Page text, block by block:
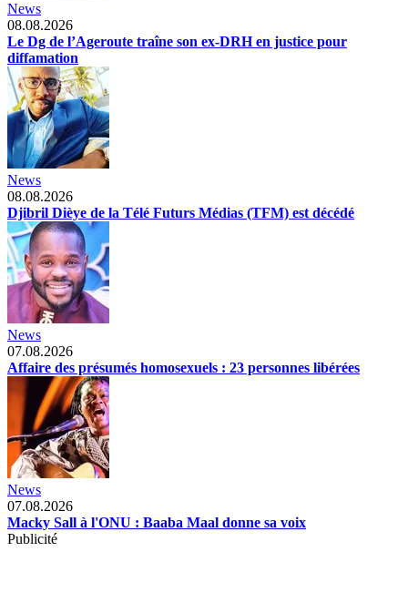
News
08.08.2026
Le Dg de l’Ageroute traîne son ex-DRH en justice pour
diffamation
News
08.08.2026
Djibril Dièye de la Télé Futurs Médias (TFM) est décédé
News
07.08.2026
Affaire des présumés homosexuels : 23 personnes libérées
News
07.08.2026
Macky Sall à l'ONU : Baaba Maal donne sa voix
Publicité